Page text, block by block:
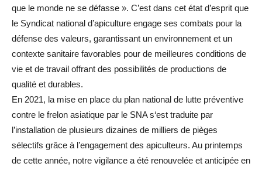
que le monde ne se défasse ». C’est dans cet état d’esprit que
le Syndicat national d’apiculture engage ses combats pour la
défense des valeurs, garantissant un environnement et un
contexte sanitaire favorables pour de meilleures conditions de
vie et de travail offrant des possibilités de productions de
qualité et durables.
En 2021, la mise en place du plan national de lutte préventive
contre le frelon asiatique par le SNA s‘est traduite par
l’installation de plusieurs dizaines de milliers de pièges
sélectifs grâce à l’engagement des apiculteurs. Au printemps
de cette année, notre vigilance a été renouvelée et anticipée en